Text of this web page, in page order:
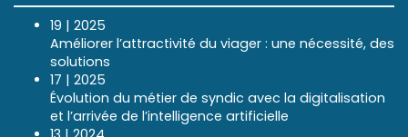
19 | 2025
Améliorer l’attractivité du viager : une nécessité, des
solutions
17 | 2025
Évolution du métier de syndic avec la digitalisation
et l’arrivée de l’intelligence artificielle